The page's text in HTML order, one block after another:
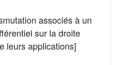
associés à un
sur la droite
leurs applications]